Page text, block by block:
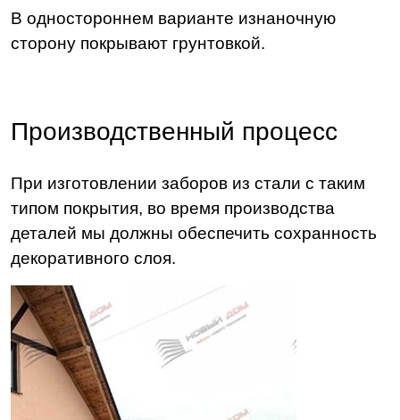
В одностороннем варианте изнаночную
сторону покрывают грунтовкой.
Производственный процесс
При изготовлении заборов из стали с таким
типом покрытия, во время производства
деталей мы должны обеспечить сохранность
декоративного слоя.